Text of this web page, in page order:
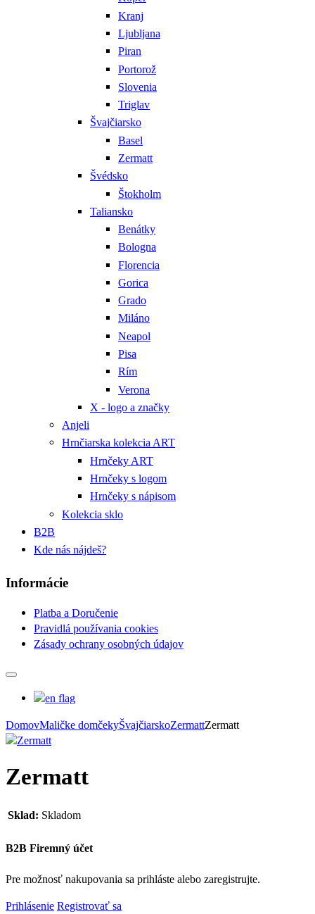
Kranj
Ljubljana
Piran
Portorož
Slovenia
Triglav
Švajčiarsko
Basel
Zermatt
Švédsko
Štokholm
Taliansko
Benátky
Bologna
Florencia
Gorica
Grado
Miláno
Neapol
Pisa
Rím
Verona
X - logo a značky
Anjeli
Hrnčiarska kolekcia ART
Hrnčeky ART
Hrnčeky s logom
Hrnčeky s nápisom
Kolekcia sklo
B2B
Kde nás nájdeš?
Informácie
Platba a Doručenie
Pravidlá používania cookies
Zásady ochrany osobných údajov
DomovMaličke domčekyŠvajčiarskoZermattZermatt
Zermatt
Sklad: Skladom
B2B Firemný účet
Pre možnosť nakupovania sa prihláste alebo zaregistrujte.
Prihlásenie Registrovať sa